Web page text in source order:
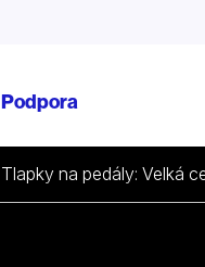
Podpora
Tlapky na pedály: Velká